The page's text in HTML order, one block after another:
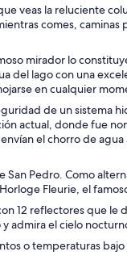
veas la reluciente
comes,
mirador lo
del lago con una
en cualquier
de un sistema
actual, donde fue
el chorro de
Pedro. Como
Fleurie, el
12 reflectores que
admira el cielo
o temperaturas bajo